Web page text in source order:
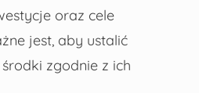
oraz cele
jest, aby ustalić
zgodnie z ich